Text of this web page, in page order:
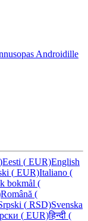
Androidille
Eesti ( EUR)English
( EUR)Italiano (
bokmål (
Română (
( RSD)Svenska
( EUR)हिन्दी (